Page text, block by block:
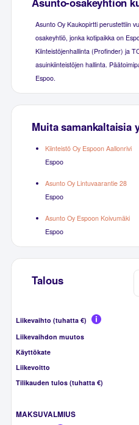
Asunto Oy Kaukopirtti perustettiin
osakeyhtiö, jonka kotipaikka on
Kiinteistöjenhallinta (Profinder) ja
asuinkiinteistöjen hallinta.
Espoo.
Muita samankaltaisia
Kiinteistö Oy Espoon Aallonrivi
Espoo
Asunto Oy Lintuvaarantie 28
Espoo
Asunto Oy Espoon Koivumäki
Espoo
Talous
Liikevaihto (tuhatta €)
Liikevaihdon muutos
Käyttökate
Liikevoitto
Tilikauden tulos (tuhatta €)
MAKSUVALMIUS